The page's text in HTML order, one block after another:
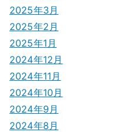
2025年3月
2025年2月
2025年1月
2024年12月
2024年11月
2024年10月
2024年9月
2024年8月